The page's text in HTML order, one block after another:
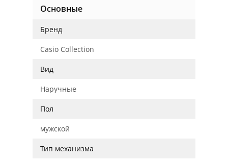
Основные
Бренд
Casio Collection
Вид
Наручные
Пол
мужской
Тип механизма